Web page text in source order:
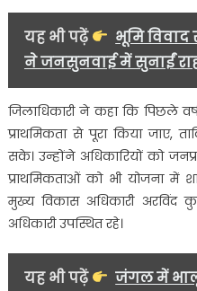
यह भी पढ़ें
भूमि
ने जनसुनवाई में सुनाईं
जिलाधिकारी ने कहा कि पिछले
प्राथमिकता से पूरा किया
सके। उन्होंने अधिकारियों को
प्राथमिकताओं को भी योजना में
मुख्य विकास अधिकारी अरविंद
अधिकारी उपस्थित रहे।
यह भी पढ़ें
जंगल में भालू